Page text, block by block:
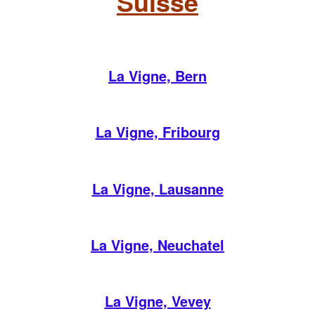
La Vigne, Bern
La Vigne, Fribourg
La Vigne, Lausanne
La Vigne, Neuchatel
La Vigne, Vevey